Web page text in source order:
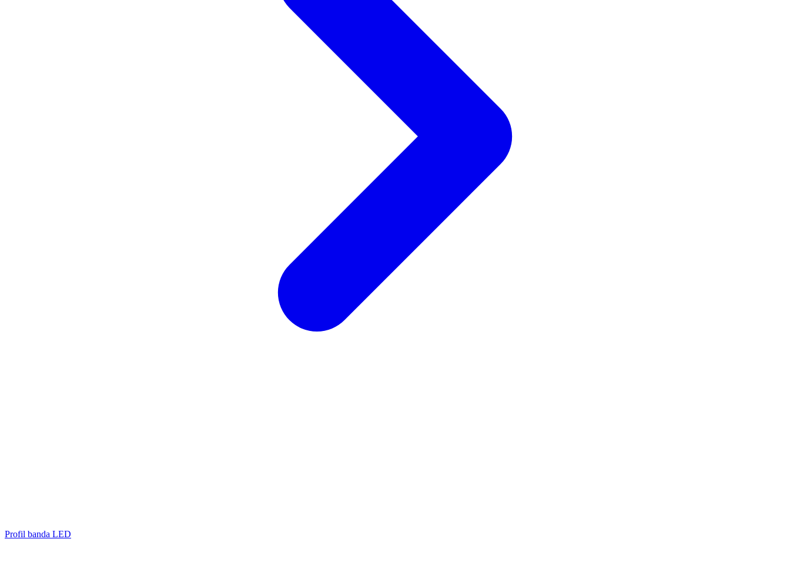
Profil banda LED